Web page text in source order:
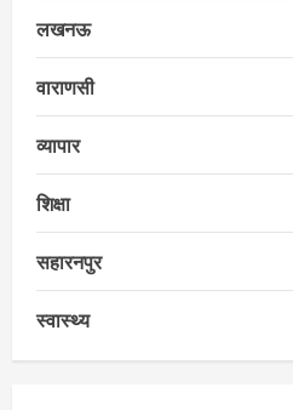
लखनऊ
वाराणसी
व्यापार
शिक्षा
सहारनपुर
स्वास्थ्य